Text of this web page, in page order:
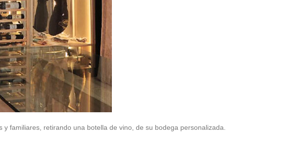
familiares, retirando una botella de vino, de su bodega personalizada.